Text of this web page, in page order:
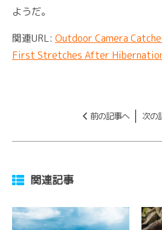
ようだ。
関連URL: Outdoor Camera
First Stretches After
前の記事へ 次の
関連記事